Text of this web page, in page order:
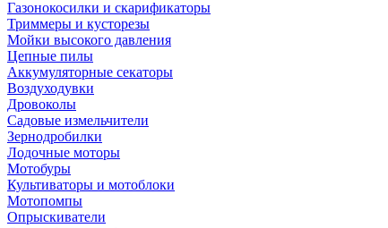
Газонокосилки и скарификаторы
Триммеры и кусторезы
Мойки высокого давления
Цепные пилы
Аккумуляторные секаторы
Воздуходувки
Дровоколы
Садовые измельчители
Зернодробилки
Лодочные моторы
Мотобуры
Культиваторы и мотоблоки
Мотопомпы
Опрыскиватели